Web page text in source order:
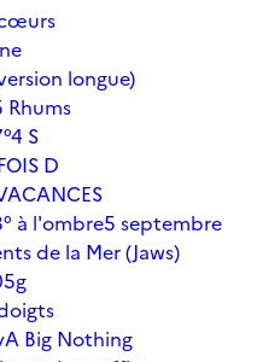
longue)
Rhums
S
D
à l'ombre5 septembre
de la Mer (Jaws)
A Big Nothing